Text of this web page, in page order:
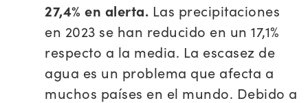
27,4% en alerta. Las precipitaciones
en 2023 se han reducido en un 17,1%
respecto a la media. La escasez de
agua es un problema que afecta a
muchos países en el mundo. Debido a